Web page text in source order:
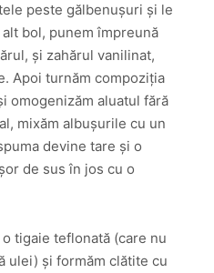
peste gălbenușuri și le
bol, punem împreună
și zahărul vanilinat,
Apoi turnăm compoziția
omogenizăm aluatul fără
mixăm albușurile cu un
devine tare și o
de sus în jos cu o
tigaie teflonată (care nu
ulei) și formăm clătite cu